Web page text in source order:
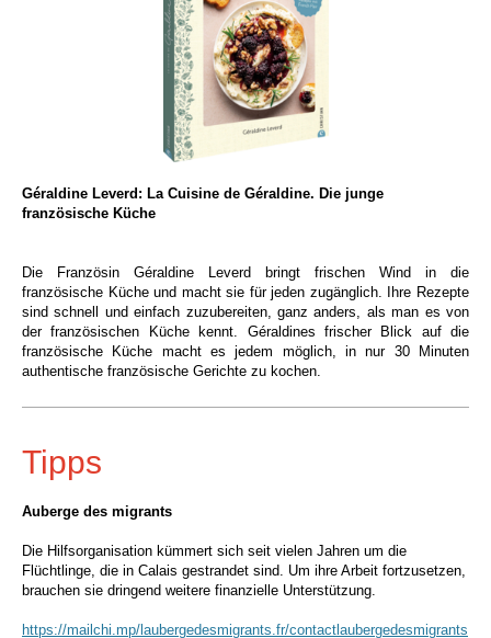
Géraldine Leverd: La Cuisine de Géraldine. Die junge
französische Küche
Die Französin Géraldine Leverd bringt frischen Wind in die
französische Küche und macht sie für jeden zugänglich. Ihre Rezepte
sind schnell und einfach zuzubereiten, ganz anders, als man es von
der französischen Küche kennt. Géraldines frischer Blick auf die
französische Küche macht es jedem möglich, in nur 30 Minuten
authentische französische Gerichte zu kochen.
Tipps
Auberge des migrants
Die Hilfsorganisation kümmert sich seit vielen Jahren um die
Flüchtlinge, die in Calais gestrandet sind. Um ihre Arbeit fortzusetzen,
brauchen sie dringend weitere finanzielle Unterstützung.
https://mailchi.mp/laubergedesmigrants.fr/contactlaubergedesmigrants